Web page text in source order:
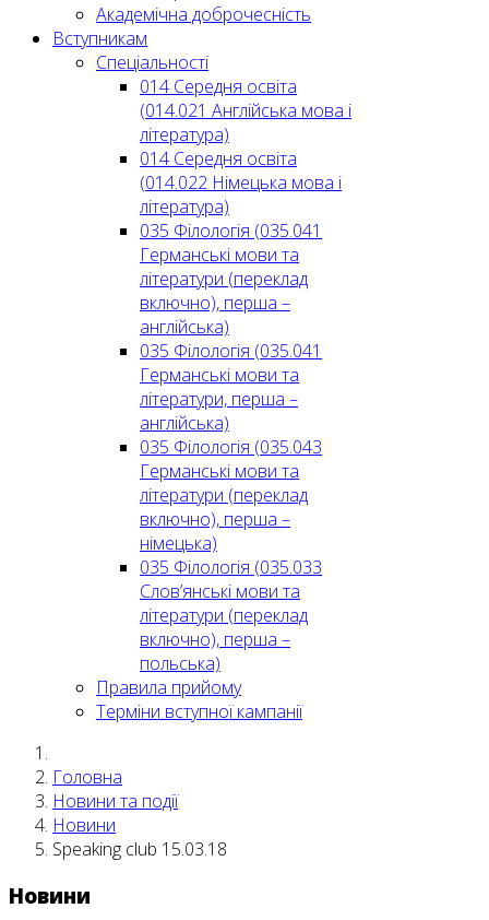
Академічна доброчесність
Вступникам
Спеціальності
014 Середня освіта
(014.021 Англійська мова і
література)
014 Середня освіта
(014.022 Німецька мова і
література)
035 Філологія (035.041
Германські мови та
літератури (переклад
включно), перша –
англійська)
035 Філологія (035.041
Германські мови та
літератури, перша –
англійська)
035 Філологія (035.043
Германські мови та
літератури (переклад
включно), перша –
німецька)
035 Філологія (035.033
Слов’янські мови та
літератури (переклад
включно), перша –
польська)
Правила прийому
Терміни вступної кампанії
Головна
Новини та події
Новини
Speaking club 15.03.18
Новини